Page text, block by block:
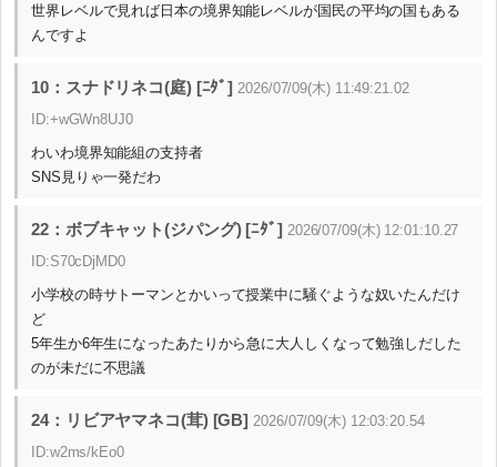
世界レベルで見れば日本の境界知能レベルが国民の平均の国もある
んですよ
10：スナドリネコ(庭) [ﾆﾀﾞ] 2026/07/09(木) 11:49:21.02
ID:+wGWn8UJ0
わいわ境界知能組の支持者
SNS見りゃ一発だわ
22：ボブキャット(ジパング) [ﾆﾀﾞ] 2026/07/09(木) 12:01:10.27
ID:S70cDjMD0
小学校の時サトーマンとかいって授業中に騒ぐような奴いたんだけ
ど
5年生か6年生になったあたりから急に大人しくなって勉強しだした
のが未だに不思議
24：リビアヤマネコ(茸) [GB] 2026/07/09(木) 12:03:20.54
ID:w2ms/kEo0